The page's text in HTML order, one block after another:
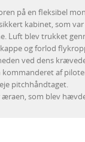
på en fleksibel
kabinet, som
Luft blev trukket
og forlod
ved dens
af
pitchhåndtaget.
som blev